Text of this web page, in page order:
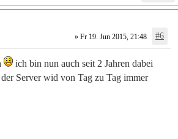
» Fr 19. Jun 2015, 21:48 #6
ich bin nun auch seit 2 Jahren dabei
Server wid von Tag zu Tag immer